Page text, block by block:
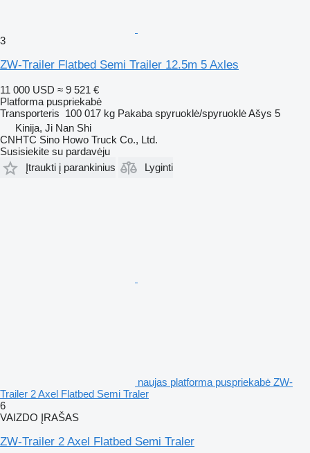
3
ZW-Trailer Flatbed Semi Trailer 12.5m 5 Axles
11 000 USD ≈ 9 521 €
Platforma puspriekabė
Transporteris 100 017 kg Pakaba spyruoklė/spyruoklėAšys 5
Kinija, Ji Nan Shi
CNHTC Sino Howo Truck Co., Ltd.
Susisiekite su pardavėju
Įtraukti į parankinius
Lyginti
naujas platforma puspriekabė ZW-
Trailer 2 Axel Flatbed Semi Traler
6
VAIZDO ĮRAŠAS
ZW-Trailer 2 Axel Flatbed Semi Traler